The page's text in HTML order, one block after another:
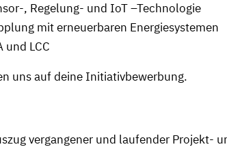
, Regelung- und IoT –Technologie
mit erneuerbaren Energiesystemen
und LCC
uns auf deine Initiativbewerbung.
vergangener und laufender Projekt-